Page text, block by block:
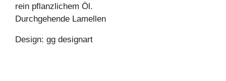
rein pflanzlichem Öl.
Durchgehende Lamellen
Design: gg designart